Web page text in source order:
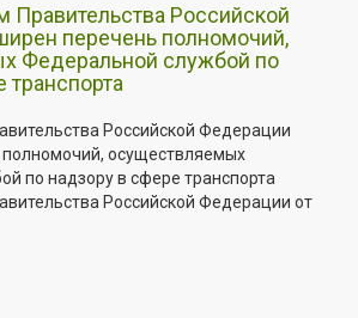
Правительства Российской
перечень полномочий,
Федеральной службой по
транспорта
Российской Федерации
осуществляемых
по надзору в сфере транспорта
Российской Федерации от